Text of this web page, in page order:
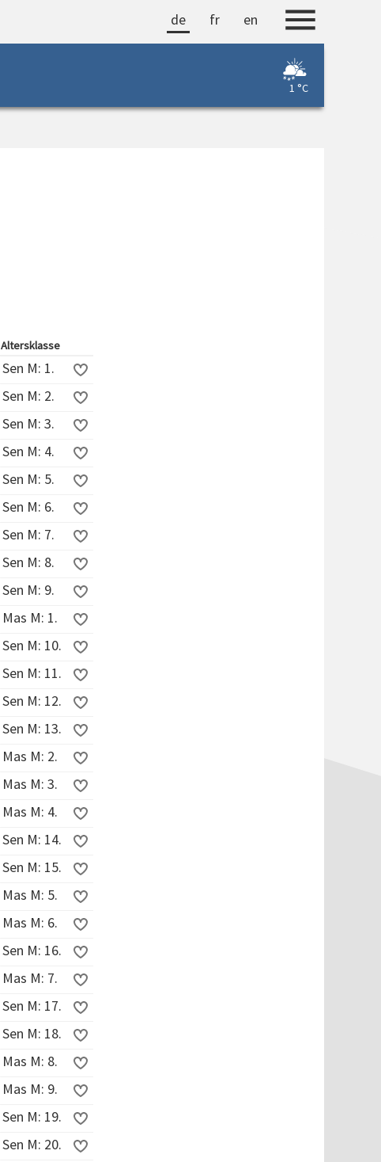
de fr en
1 °C
Altersklasse
Sen M: 1.
Sen M: 2.
Sen M: 3.
Sen M: 4.
Sen M: 5.
Sen M: 6.
Sen M: 7.
Sen M: 8.
Sen M: 9.
Mas M: 1.
Sen M: 10.
Sen M: 11.
Sen M: 12.
Sen M: 13.
Mas M: 2.
Mas M: 3.
Mas M: 4.
Sen M: 14.
Sen M: 15.
Mas M: 5.
Mas M: 6.
Sen M: 16.
Mas M: 7.
Sen M: 17.
Sen M: 18.
Mas M: 8.
Mas M: 9.
Sen M: 19.
Sen M: 20.